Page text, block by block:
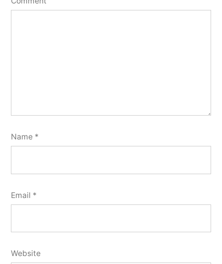
Name *
Email *
Website